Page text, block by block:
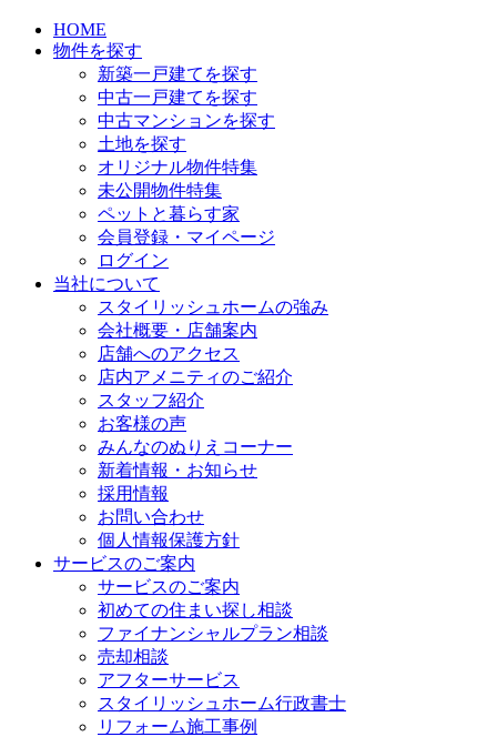
HOME
物件を探す
新築一戸建てを探す
中古一戸建てを探す
中古マンションを探す
土地を探す
オリジナル物件特集
未公開物件特集
ペットと暮らす家
会員登録・マイページ
ログイン
当社について
スタイリッシュホームの強み
会社概要・店舗案内
店舗へのアクセス
店内アメニティのご紹介
スタッフ紹介
お客様の声
みんなのぬりえコーナー
新着情報・お知らせ
採用情報
お問い合わせ
個人情報保護方針
サービスのご案内
サービスのご案内
初めての住まい探し相談
ファイナンシャルプラン相談
売却相談
アフターサービス
スタイリッシュホーム行政書士
リフォーム施工事例